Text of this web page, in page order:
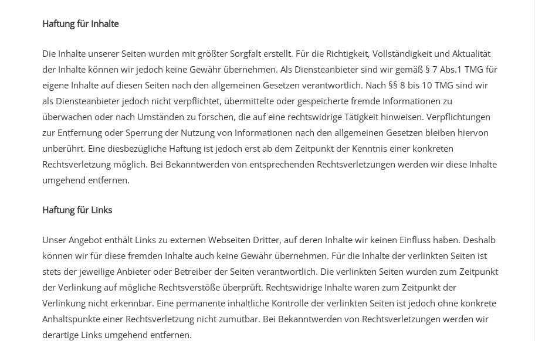
Haftung für Inhalte
Die Inhalte unserer Seiten wurden mit größter Sorgfalt erstellt. Für die Richtigkeit, Vollständigkeit und Aktualität
der Inhalte können wir jedoch keine Gewähr übernehmen. Als Diensteanbieter sind wir gemäß § 7 Abs.1 TMG für
eigene Inhalte auf diesen Seiten nach den allgemeinen Gesetzen verantwortlich. Nach §§ 8 bis 10 TMG sind wir
als Diensteanbieter jedoch nicht verpflichtet, übermittelte oder gespeicherte fremde Informationen zu
überwachen oder nach Umständen zu forschen, die auf eine rechtswidrige Tätigkeit hinweisen. Verpflichtungen
zur Entfernung oder Sperrung der Nutzung von Informationen nach den allgemeinen Gesetzen bleiben hiervon
unberührt. Eine diesbezügliche Haftung ist jedoch erst ab dem Zeitpunkt der Kenntnis einer konkreten
Rechtsverletzung möglich. Bei Bekanntwerden von entsprechenden Rechtsverletzungen werden wir diese Inhalte
umgehend entfernen.
Haftung für Links
Unser Angebot enthält Links zu externen Webseiten Dritter, auf deren Inhalte wir keinen Einfluss haben. Deshalb
können wir für diese fremden Inhalte auch keine Gewähr übernehmen. Für die Inhalte der verlinkten Seiten ist
stets der jeweilige Anbieter oder Betreiber der Seiten verantwortlich. Die verlinkten Seiten wurden zum Zeitpunkt
der Verlinkung auf mögliche Rechtsverstöße überprüft. Rechtswidrige Inhalte waren zum Zeitpunkt der
Verlinkung nicht erkennbar. Eine permanente inhaltliche Kontrolle der verlinkten Seiten ist jedoch ohne konkrete
Anhaltspunkte einer Rechtsverletzung nicht zumutbar. Bei Bekanntwerden von Rechtsverletzungen werden wir
derartige Links umgehend entfernen.